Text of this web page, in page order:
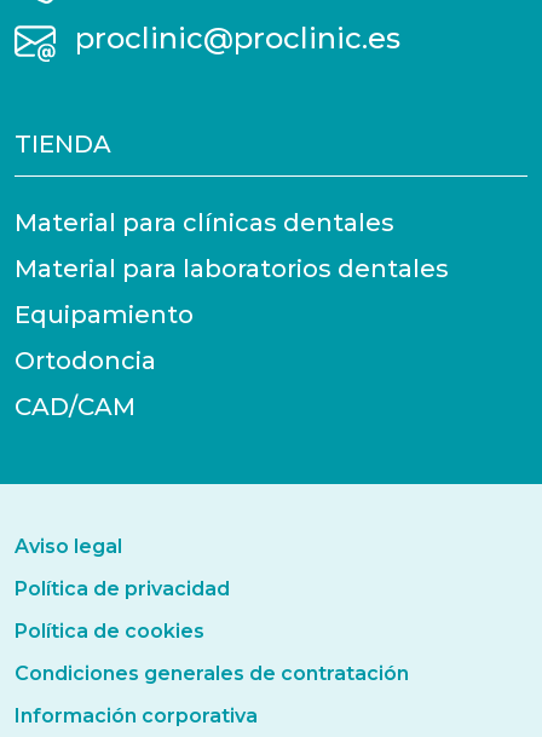
proclinic@proclinic.es
TIENDA
Material para clínicas dentales
Material para laboratorios dentales
Equipamiento
Ortodoncia
CAD/CAM
Aviso legal
Política de privacidad
Política de cookies
Condiciones generales de contratación
Información corporativa